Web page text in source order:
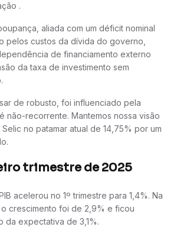
.
aliada com um déficit nominal
pelos custos da dívida do governo,
de financiamento externo
da taxa de investimento sem
de robusto, foi influenciado pela
não-recorrente. Mantemos nossa visão
no patamar atual de 14,75% por um
trimestre de 2025
acelerou no 1º trimestre para 1,4%. Na
crescimento foi de 2,9% e ficou
da expectativa de 3,1%.